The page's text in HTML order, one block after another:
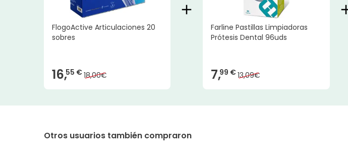
FlogoActive Articulaciones 20
sobres
16,55 €18,00€
Farline Pastillas Limpiadoras
Prótesis Dental 96uds
7,99 €13,09€
Otros usuarios también compraron